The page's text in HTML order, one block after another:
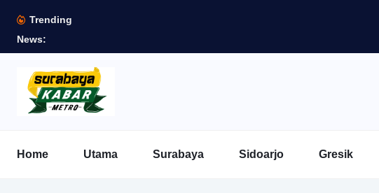
Trending
News:
Home Utama Surabaya Sidoarjo Gresik